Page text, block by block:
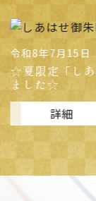
令和8年4月17日
花御朱印のお
詳細